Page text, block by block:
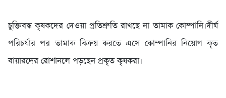
‎চুক্তিবদ্ধ কৃষকদের দেওয়া প্রতিশ্রুতি রাখছে না তামাক কোম্পানি।দীর্ঘ
পরিচর্যার পর তামাক বিক্রয় করতে এসে কোম্পানির নিয়োগ কৃত
বায়ারদের রোশানলে পড়ছেন প্রকৃত কৃষকরা।